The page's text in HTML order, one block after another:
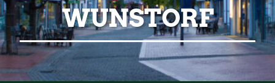
WUNSTORF